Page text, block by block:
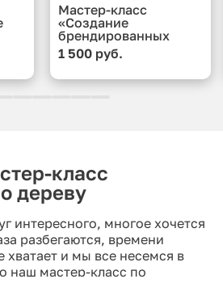
Мастер-класс
«Создание
брендированных
подушек»
1 500 руб.
класс
дереву
интересного, многое хочется
разбегаются, времени
хватает и мы все несемся в
наш мастер-класс по
остановит время и не